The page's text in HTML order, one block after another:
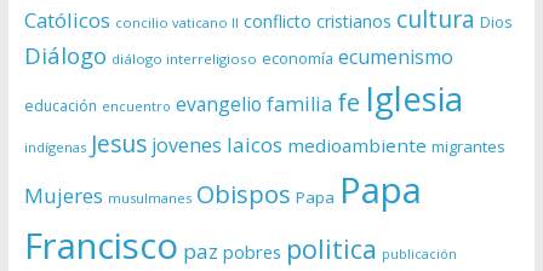
Católicos concilio vaticano II conflicto cristianos cultura Dios
Diálogo diálogo interreligioso economía ecumenismo
educación encuentro evangelio familia fe Iglesia
indígenas Jesus jovenes laicos medioambiente migrantes
Mujeres musulmanes Obispos Papa Papa
Francisco paz pobres politica publicación